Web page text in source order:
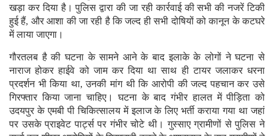
खड़ा कर दिया है। पुलिस द्वारा की जा रही कार्रवाई की सभी की नजरें टिकी
हुई हैं, और आशा की जा रही है कि जल्द ही सभी दोषियों को कानून के कटघरे
में लाया जाएगा।
गौरतलब है की घटना के सामने आने के बाद इलाके के लोगों ने घटना से
नाराज होकर हाईवे को जाम कर दिया था साथ ही टायर जलाकर धरना
प्रदर्शन भी किया था, उनकी मांग थी कि आरोपी की जल्द पहचान कर उसे
गिरफ्तार किया जाना चाहिए। घटना के बाद गंभीर हालत में पीड़िता को
उदयपुर के एमबी पी चिकित्सालय में इलाज के लिए भर्ती कराया गया था जहां
पर उसके प्राइवेट पार्ट्स पर गंभीर चोटे थी। गुस्साए ग्रामीणों से पुलिस ने